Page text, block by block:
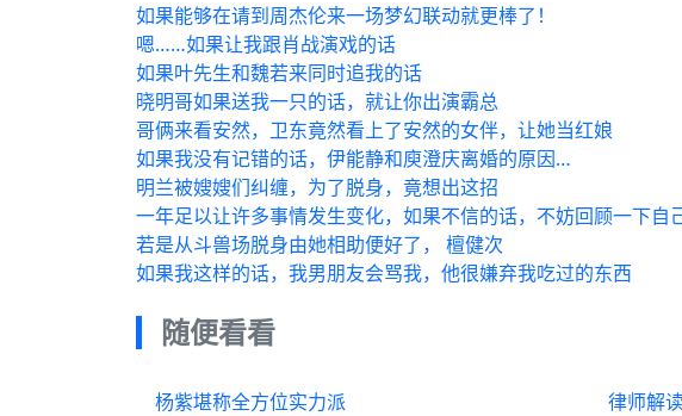
如果能够在请到周杰伦来一场梦幻联动就更棒了！
嗯……如果让我跟肖战演戏的话
如果叶先生和魏若来同时追我的话
晓明哥如果送我一只的话，就让你出演霸总
哥俩来看安然，卫东竟然看上了安然的女伴，让她当红娘
如果我没有记错的话，伊能静和庾澄庆离婚的原因…
明兰被嫂嫂们纠缠，为了脱身，竟想出这招
一年足以让许多事情发生变化，如果不信的话，不妨回顾一下自
若是从斗兽场脱身由她相助便好了， 檀健次
如果我这样的话，我男朋友会骂我，他很嫌弃我吃过的东西
随便看看
杨紫堪称全方位实力派
律师解